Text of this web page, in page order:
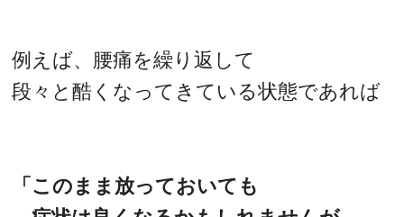
例えば、腰痛を繰り返して
段々と酷くなってきている状態であれば
「このまま放っておいても